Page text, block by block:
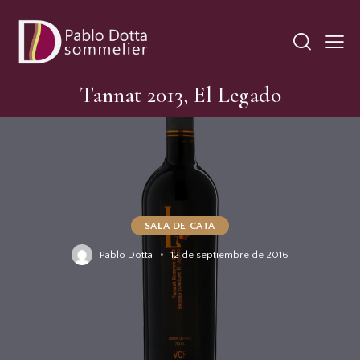
Tannat 2013, El Legado
SALA DE CATA
Pablo Dotta 12 de septiembre de 2016